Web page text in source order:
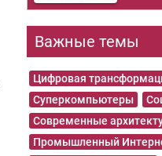
Важные темы
Цифровая
Суперкомпьютеры
Современные
Промышленный